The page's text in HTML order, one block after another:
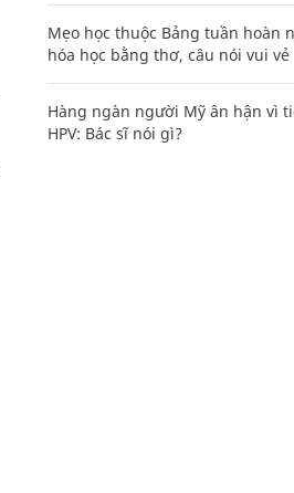
Mẹo học thuộc Bảng tuần hoàn
hóa học bằng thơ, câu nói vui vẻ
Hàng ngàn người Mỹ ân hận vì
HPV: Bác sĩ nói gì?